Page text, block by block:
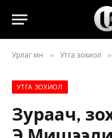
Урлаг.мн » Утга зохиол »
УТГА ЗОХИОЛ
Зураач,